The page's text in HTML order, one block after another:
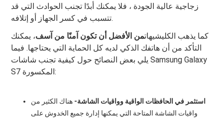
زجاجية عالية الجودة ، فلا يمكنك أبدًا تجنب الحوادث التي قد
تتسبب في كسر الجهاز أو إتلافه.
كما يذهب الكليشيهاتمن الأفضل أن تكون آمنًا من آسف، يمكنك
التأكد من أن هاتفك الذكي لديه كل الحماية التي يحتاجها. فيما
يلي بعض النصائح حول كيفية تجنب شاشات Samsung Galaxy
S7 المكسورة:
استثمر في الحافظات الواقية وواقيات الشاشة- هناك الكثير من
واقيات الشاشة المتاحة التي يمكنها إدارة جميع الخدوش على